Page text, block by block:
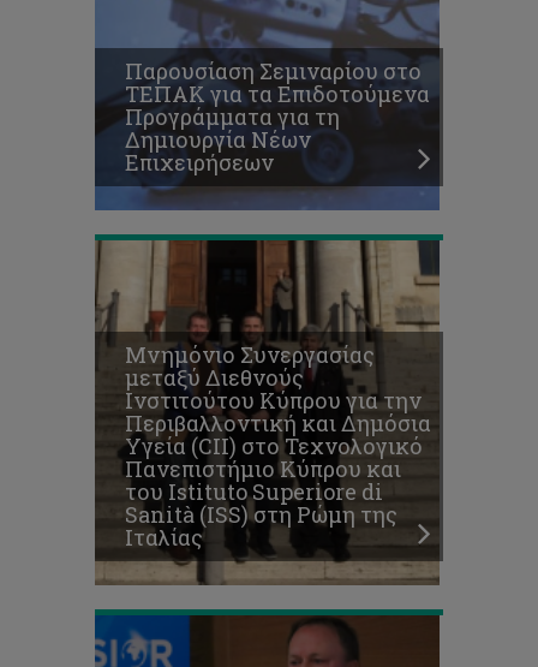
Παρουσίαση Σεμιναρίου στο
ΤΕΠΑΚ για τα Επιδοτούμενα
Προγράμματα για τη
Δημιουργία Νέων
Επιχειρήσεων
Superiore
di
Sanità
(ISS)
στη
Ρώμη
της
Ιταλίας
Μνημόνιο Συνεργασίας
μεταξύ Διεθνούς
Ινστιτούτου Κύπρου για την
Περιβαλλοντική και Δημόσια
Υγεία (CII) στο Τεχνολογικό
Πανεπιστήμιο Κύπρου και
του Istituto Superiore di
Sanità (ISS) στη Ρώμη της
Ιταλίας
Επιστημονική
συμβολή
της
NASA
στη
δημιουργία
του
νέου
Κέντρου
Αριστείας
«ΕΡΑΤΟΣΘΕΝΗΣ»
στο
ΤΕΠΑΚ